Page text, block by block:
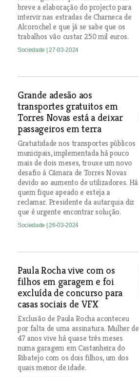
breve a elaboração do projecto para
intervir nas estradas de Charneca de
Alcorochel e que já se sabe que os
trabalhos vão custar 250 mil euros.
Sociedade | 27-03-2024
Grande adesão aos
transportes gratuitos em
Torres Novas está a deixar
passageiros em terra
Gratuitidade nos transportes públicos
municipais, implementada há pouco
mais de dois meses, trouxe um novo
desafio à Câmara de Torres Novas
devido ao aumento de utilizadores. Há
quem fique apeado e esteja a
reclamar. Presidente da autarquia diz
que é urgente encontrar solução.
Sociedade | 26-03-2024
Paula Rocha vive com os
filhos em garagem e foi
excluída de concurso para
casas sociais de VFX
Exclusão de Paula Rocha aconteceu
por falta de uma assinatura. Mulher de
47 anos vive há quase três meses
numa garagem em Castanheira do
Ribatejo com os dois filhos, um dos
quais menor de idade.